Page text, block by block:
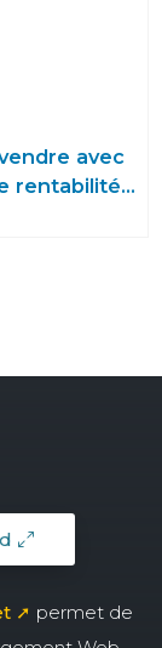
avec
rentabilité
➚ permet de